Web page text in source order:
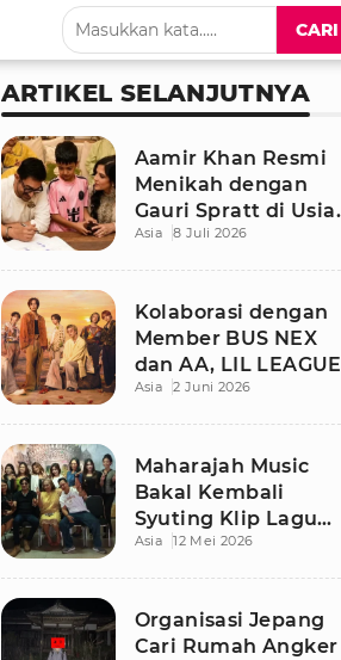
CARI
ARTIKEL SELANJUTNYA
Aamir Khan Resmi
Menikah dengan
Gauri Spratt di Usia
61 Tahun, Momen
Asia 8 Juli 2026
Kolaborasi dengan
Member BUS NEX
dan AA, LIL LEAGUE
Rilis Single Musim
Asia 2 Juni 2026
Maharajah Music
Bakal Kembali
Syuting Klip Lagu
Terbaru di Bali
Asia 12 Mei 2026
Organisasi Jepang
Cari Rumah Angker